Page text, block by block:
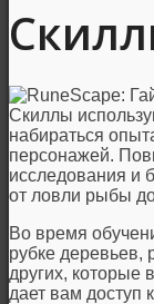
Скиллы
набираться
персонажей.
исследования и
от ловли рыбы
Во время
рубке деревьев,
других, которые
дает вам доступ